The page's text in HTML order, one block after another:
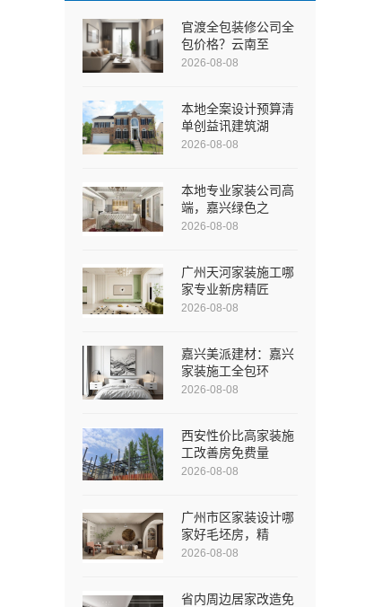
官渡全包装修公司全
包价格？云南至
2026-08-08
本地全案设计预算清
单创益讯建筑湖
2026-08-08
本地专业家装公司高
端，嘉兴绿色之
2026-08-08
广州天河家装施工哪
家专业新房精匠
2026-08-08
嘉兴美派建材：嘉兴
家装施工全包环
2026-08-08
西安性价比高家装施
工改善房免费量
2026-08-08
广州市区家装设计哪
家好毛坯房，精
2026-08-08
省内周边居家改造免